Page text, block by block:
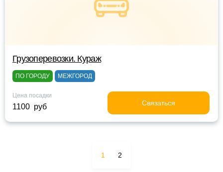
Грузоперевозки. Кураж
ПО ГОРОДУ МЕЖГОРОД
Цена посадки
1100 руб Связаться
1 2